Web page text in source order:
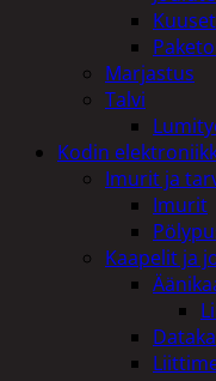
Marjastus
Talvi
Kodin
Imurit ja
Imurit
Kaapelit ja